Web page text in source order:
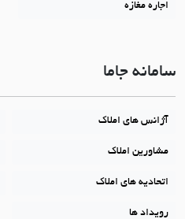
اجاره مغازه
سامانه جاما
آژانس های املاک
مشاورین املاک
اتحادیه های املاک
رویداد ها